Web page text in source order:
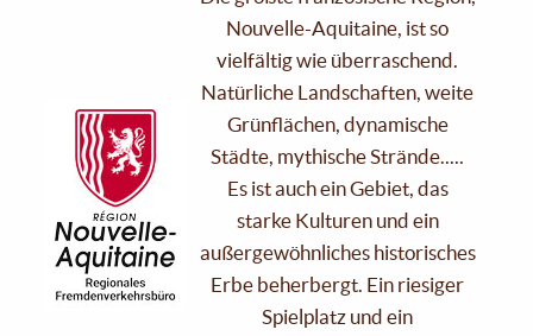
Nouvelle-Aquitaine, ist so
vielfältig wie überraschend.
Natürliche Landschaften, weite
Grünflächen, dynamische
Städte, mythische Strände.....
Es ist auch ein Gebiet, das
starke Kulturen und ein
außergewöhnliches historisches
Erbe beherbergt. Ein riesiger
Spielplatz und ein